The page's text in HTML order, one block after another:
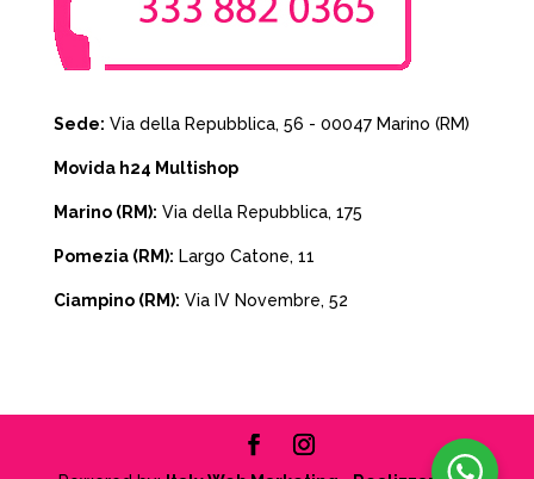
Sede: Via della Repubblica, 56 - 00047 Marino (RM)
Movida h24 Multishop
Marino (RM): Via della Repubblica, 175
Pomezia (RM): Largo Catone, 11
Ciampino (RM): Via IV Novembre, 52